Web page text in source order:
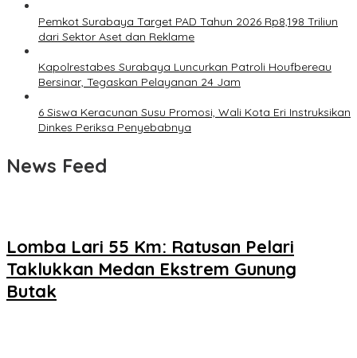
Pemkot Surabaya Target PAD Tahun 2026 Rp8,198 Triliun
dari Sektor Aset dan Reklame
Kapolrestabes Surabaya Luncurkan Patroli Houfbereau
Bersinar, Tegaskan Pelayanan 24 Jam
6 Siswa Keracunan Susu Promosi, Wali Kota Eri Instruksikan
Dinkes Periksa Penyebabnya
News Feed
Lomba Lari 55 Km: Ratusan Pelari
Taklukkan Medan Ekstrem Gunung
Butak